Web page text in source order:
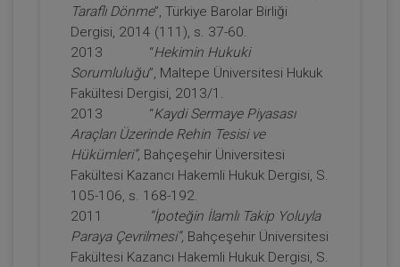
IV. Medeni Hukuk Kongresi - Tüm
Oturumlar (11 Oturum)
2160
TL
Sepete Ekle
Tüketici Hukuku Enstitüsü
Taraflı Dönme”, Türkiye Barolar Birliği
Dergisi, 2014 (111), s. 37-60.
2013 “Hekimin Hukuki
Sorumluluğu”, Maltepe Üniversitesi Hukuk
Fakültesi Dergisi, 2013/1.
2013 “Kaydi Sermaye Piyasası
Araçları Üzerinde Rehin Tesisi ve
Hükümleri”, Bahçeşehir Üniversitesi
Fakültesi Kazancı Hakemli Hukuk Dergisi, S.
105-106, s. 168-192.
2011
“İpoteğin İlamlı Takip Yoluyla
Paraya Çevrilmesi”, Bahçeşehir Üniversitesi
Fakültesi Kazancı Hakemli Hukuk Dergisi, S.